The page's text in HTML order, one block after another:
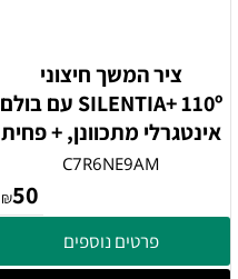
ציר המשך חיצוני
SILENTIA+ 110º עם בולם
אינטגרלי מתכוונן, + פחית
C7R6NE9AM
₪50
פרטים נוספים